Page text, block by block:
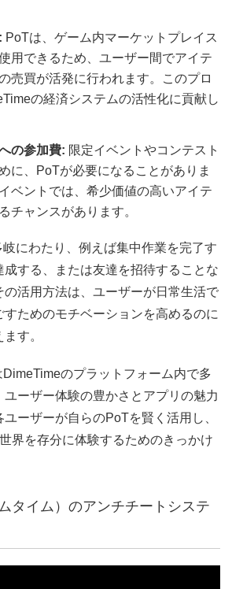
PoTは、ゲーム内マーケットプレイス
用できるため、ユーザー間でアイテ
売買が活発に行われます。このプロ
の経済システムの活性化に貢献し
の参加費: 限定イベントやコンテスト
に、PoTが必要になることがありま
ベントでは、希少価値の高いアイテ
チャンスがあります。
にわたり、例えば集中作業を完了す
成する、または友達を招待することな
の活用方法は、ユーザーが日常生活で
ためのモチベーションを高めるのに
す。
のプラットフォーム内で多
ユーザー体験の豊かさとアプリの魅力
ーザーが自らのPoTを賢く活用し、
界を存分に体験するためのきっかけ
タイム）のアンチチートシステ